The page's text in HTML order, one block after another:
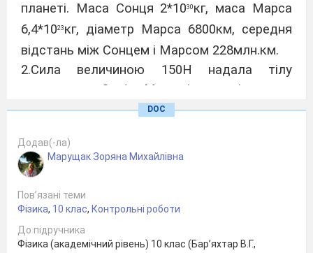
планеті. Маса Сонця 2*1030кг, маса Марса
6,4*1023кг, діаметр Марса 6800км, середня
відстань між Сонцем і Марсом 228млн.км.
2.Сила величиною 150Н надала тілу
присокрення 3 м/с
. Маса тітал дорівнює...
3. Електропоїзд, відходячи від станції,
Визначте силу тяги електропоїзда, маса
якого 1200т. Тертям знехтувати.
4. Записати для тіла(наприклад, санок, що
тягнуть за шнур), другий закон Ньютона і
позначити всі сили на рисунку.
В-3.1.Визначити силу взаємодії Венери із
DOC
Додав(-ла)
Марущак Зоряна Михайлівна
Пов’язані теми
Фізика, 10 клас, Контрольні роботи
До підручника
Фізика (академічний рівень) 10 клас (Бар’яхтар В.Г.,